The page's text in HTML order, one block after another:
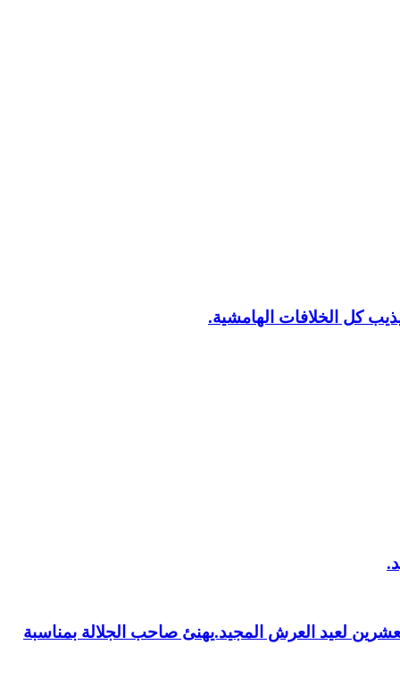
كل الخلافات الهامشية.
لعيد العرش المجيد.يهنئ صاحب الجلالة بمناسبة